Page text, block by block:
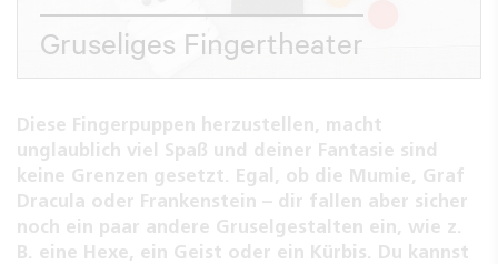
Gruseliges Fingertheater
Diese Fingerpuppen herzustellen, macht
unglaublich viel Spaß und deiner Fantasie sind
keine Grenzen gesetzt. Egal, ob die Mumie, Graf
Dracula oder Frankenstein – dir fallen aber sicher
noch ein paar andere Gruselgestalten ein, wie z.
B. eine Hexe, ein Geist oder ein Kürbis. Du kannst